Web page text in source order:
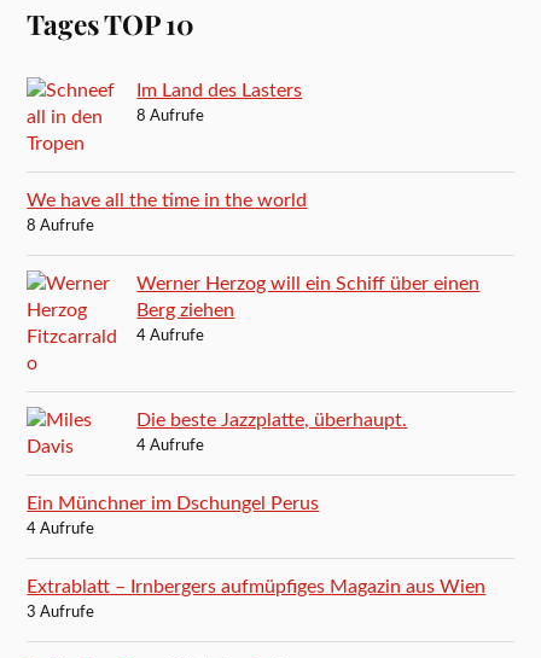
Tages TOP 10
Im Land des Lasters
8 Aufrufe
We have all the time in the world
8 Aufrufe
Werner Herzog will ein Schiff über einen
Berg ziehen
4 Aufrufe
Die beste Jazzplatte, überhaupt.
4 Aufrufe
Ein Münchner im Dschungel Perus
4 Aufrufe
Extrablatt – Irnbergers aufmüpfiges Magazin aus Wien
3 Aufrufe